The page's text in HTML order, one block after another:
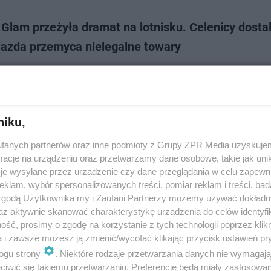
przeżyła dramat na lotnisku. Celenicy
przemyca nielegalne towary
żałuje operacji plastycznych. "Chcę
mogli poznać Anetę Glam dzięki programowi "Żony Miami", który
milionerów żyjących na Florydzie. Niedawno pojawiła się u
a internet ży…
partnerów oraz inne podmioty z Grupy ZPR Media
na urządzeniu oraz przetwarzamy dane osobowe, takie jak
wysyłane przez urządzenie czy dane przeglądania w celu
wybór spersonalizowanych treści, pomiar reklam i treści,
Użytkownika my i Zaufani Partnerzy możemy używać
aktywnie skanować charakterystykę urządzenia do celów
prosimy o zgodę na korzystanie z tych technologii poprzez
i zawsze możesz ją zmienić/wycofać klikając przycisk ustawień
strony
. Niektóre rodzaje przetwarzania danych nie
się takiemu przetwarzaniu. Preferencje będą miały